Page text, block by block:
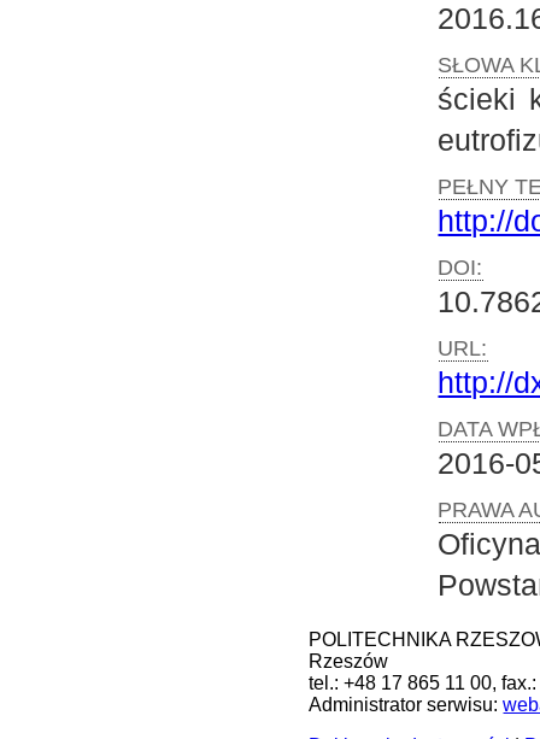
SŁOWA
ścieki
PEŁNY
http://
DOI:
URL:
http://
DATA
2016-
PRAWA
POLITECHNIKA
Rzeszów
tel.: +48 17 865 11 00,
Administrator serwisu: